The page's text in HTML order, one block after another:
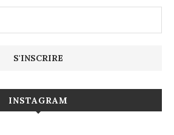
INSTAGRAM